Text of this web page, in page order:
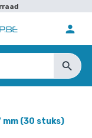
mm (30 stuks)